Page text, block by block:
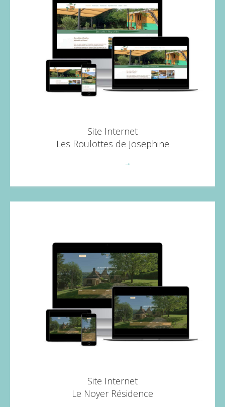
Site Internet
Les Roulottes de Josephine
→
Site Internet
Le Noyer Résidence